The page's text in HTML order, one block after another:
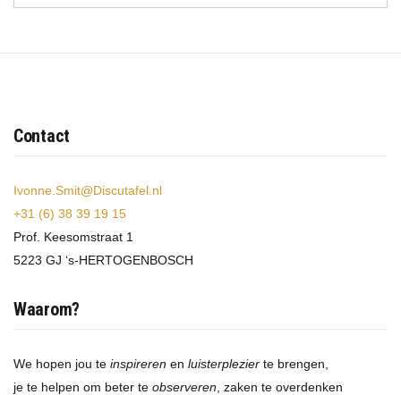
Contact
Ivonne.Smit@Discutafel.nl
+31 (6) 38 39 19 15
Prof. Keesomstraat 1
5223 GJ ‘s-HERTOGENBOSCH
Waarom?
We hopen jou te inspireren en luisterplezier te brengen,
je te helpen om beter te observeren , zaken te overdenken